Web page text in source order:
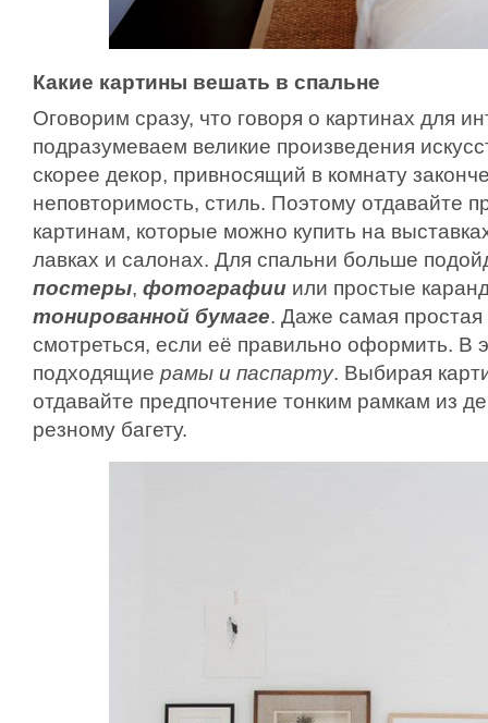
Какие картины вешать в спальне
Оговорим сразу, что говоря о картинах для
подразумеваем великие произведения
скорее декор, привносящий в комнату
неповторимость, стиль. Поэтому отдавайте
картинам, которые можно купить на
лавках и салонах. Для спальни больше
постеры, фотографии или простые
тонированной бумаге. Даже самая простая
смотреться, если её правильно оформить. В
подходящие рамы и паспарту. Выбирая
отдавайте предпочтение тонким рамкам из
резному багету.